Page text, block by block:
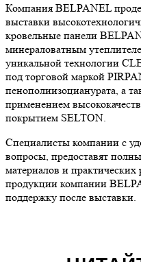
Компания BELPANEL
выставки
кровельные панели
минераловатным
уникальной технологии
под торговой маркой
пенополиизоцианурата, а
применением
покрытием SELTON.
Специалисты компании с
вопросы, предоставят
материалов и
продукции компании
поддержку после выставки.